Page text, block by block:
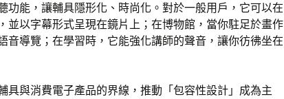
功能，讓輔具隱形化、時尚化。對於一般用戶，它可以在
並以字幕形式呈現在鏡片上；在博物館，當你駐足於畫作
音導覽；在學習時，它能強化講師的聲音，讓你彷彿坐在
具與消費電子產品的界線，推動「包容性設計」成為主